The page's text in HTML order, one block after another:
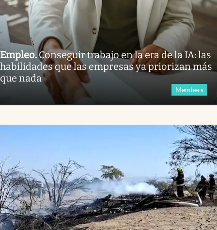
Empleo.Conseguir trabajo en la era de la IA: las
habilidades que las empresas ya priorizan más
que nada
Members